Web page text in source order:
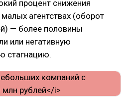
процент снижения
агентствах (оборот
— более половины
или негативную
стагнацию.